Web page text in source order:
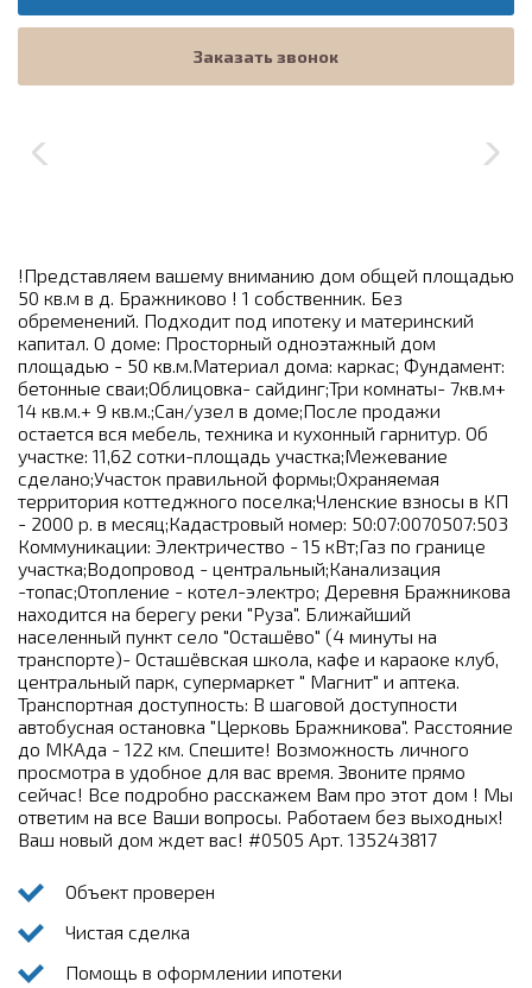
Заказать звонок
!Представляем вашему вниманию дом общей площадью
50 кв.м в д. Бражниково ! 1 собственник. Без
обременений. Подходит под ипотеку и материнский
капитал. О доме: Просторный одноэтажный дом
площадью - 50 кв.м.Материал дома: каркас; Фундамент:
бетонные сваи;Облицовка- сайдинг;Три комнаты- 7кв.м+
14 кв.м.+ 9 кв.м.;Сан/узел в доме;После продажи
остается вся мебель, техника и кухонный гарнитур. Об
участке: 11,62 сотки-площадь участка;Межевание
сделано;Участок правильной формы;Охраняемая
территория коттеджного поселка;Членские взносы в КП
- 2000 р. в месяц;Кадастровый номер: 50:07:0070507:503
Коммуникации: Электричество - 15 кВт;Газ по границе
участка;Водопровод - центральный;Канализация
-топас;Отопление - котел-электро; Деревня Бражникова
находится на берегу реки "Руза". Ближайший
населенный пункт село "Осташёво" (4 минуты на
транспорте)- Осташёвская школа, кафе и караоке клуб,
центральный парк, супермаркет " Магнит" и аптека.
Транспортная доступность: В шаговой доступности
автобусная остановка "Церковь Бражникова". Расстояние
до МКАда - 122 км. Спешите! Возможность личного
просмотра в удобное для вас время. Звоните прямо
сейчас! Все подробно расскажем Вам про этот дом ! Мы
ответим на все Ваши вопросы. Работаем без выходных!
Ваш новый дом ждет вас! #0505 Арт. 135243817
Объект проверен
Чистая сделка
Помощь в оформлении ипотеки